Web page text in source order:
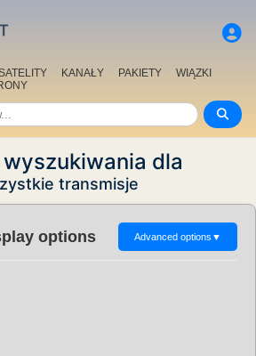
KANAŁY PAKIETY
WIĄZKI
dla
transmisje
options Advanced options ▼